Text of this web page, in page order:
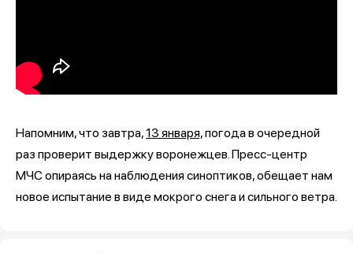
Напомним, что завтра,13 января,погода в очередной
раз проверит выдержку воронежцев. Пресс-центр
МЧС опираясь на наблюдения синоптиков, обещает нам
новое испытание в виде мокрого снега и сильного ветра.